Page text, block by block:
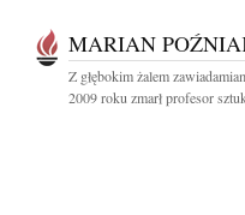
MARIAN
Z głębokim żalem
2009 roku zmarł profesor